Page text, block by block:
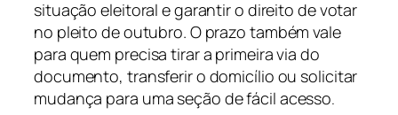
situação eleitoral e garantir o direito de votar
no pleito de outubro. O prazo também vale
para quem precisa tirar a primeira via do
documento, transferir o domicílio ou solicitar
mudança para uma seção de fácil acesso.